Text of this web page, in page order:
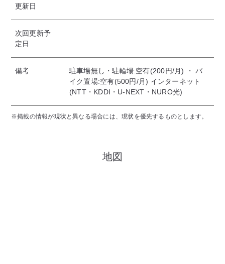
更新日
次回更新予
定日
備考
駐車場無し・駐輪場:空有(200円/月) ・ バ
イク置場:空有(500円/月) インターネット
(NTT・KDDI・U-NEXT・NURO光)
※掲載の情報が現状と異なる場合には、現状を優先するものとします。
地図